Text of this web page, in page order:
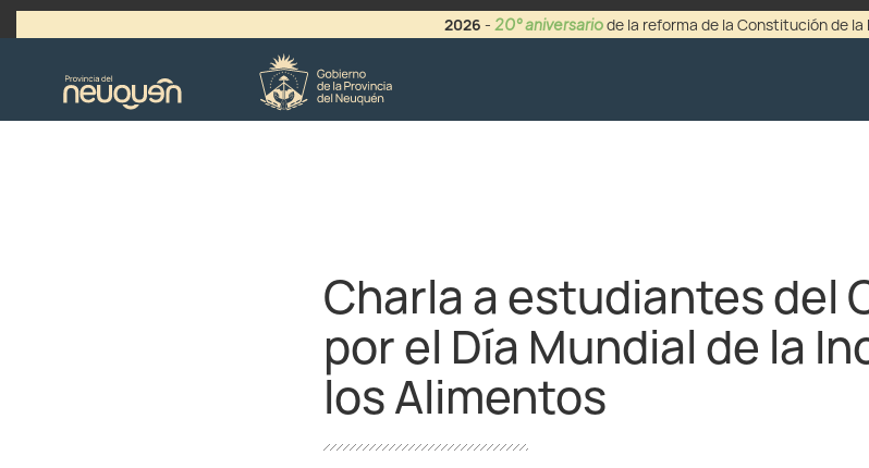
2026 - 20° aniversariode la reforma de la Constitución de la
Charla a estudiantes del
por el Día Mundial de la
los Alimentos